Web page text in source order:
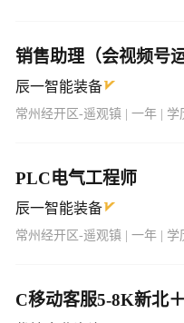
销售助理（会视频号
辰一智能装备
常州经开区-遥观镇 | 一年 | 学
PLC电气工程师
辰一智能装备
常州经开区-遥观镇 | 一年 | 学
C移动客服5-8K新北